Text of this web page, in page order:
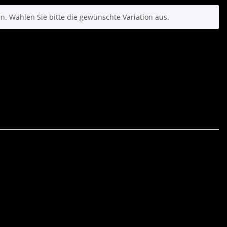
Wählen Sie bitte die gewünschte Variation aus.